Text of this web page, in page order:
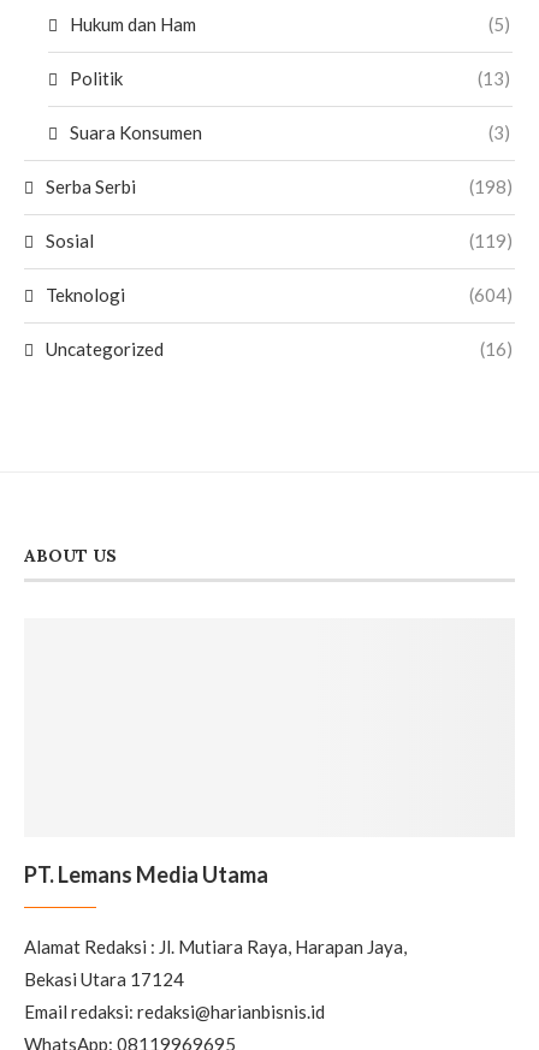
Hukum dan Ham (5)
Politik (13)
Suara Konsumen (3)
Serba Serbi (198)
Sosial (119)
Teknologi (604)
Uncategorized (16)
ABOUT US
EDITORS’ PICK
Dorong Alokasi Spektrum Upper
6 GHz untuk Masa Depan 5G-